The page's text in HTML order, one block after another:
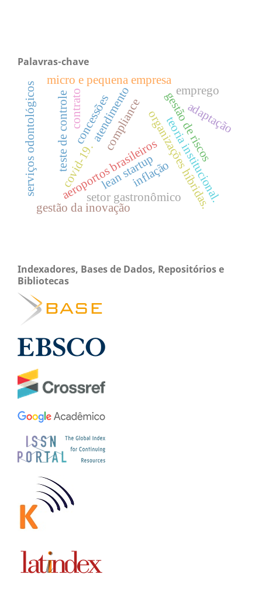
Palavras-chave
covid-19.
concessões
aeroportos brasileirosorganizações híbridas.
teoria institucional.
teste de controle gestão de riscos
compliance
lean startup
gestão da inovação
setor gastronômico
micro e pequena empresa
adaptação
atendimento emprego
contrato
inflação
serviços odontológicos
Indexadores, Bases de Dados, Repositórios e
Bibliotecas